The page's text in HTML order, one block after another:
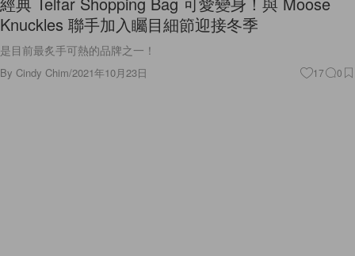
Knuckles 聯手加入矚目細節迎接冬季
是目前最炙手可熱的品牌之一！
By Cindy Chim/2021年10月23日 17 0